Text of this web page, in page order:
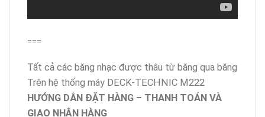
===
Tất cả các băng nhạc được thâu từ băng qua băng
Trên hệ thống máy DECK-TECHNIC M222
HƯỚNG DẪN ĐẶT HÀNG – THANH TOÁN VÀ
GIAO NHẬN HÀNG